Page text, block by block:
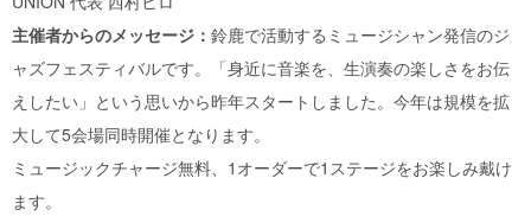
主催者からのメッセージ： 鈴鹿で活動するミュージシャン発信のジ
ャズフェスティバルです。「身近に音楽を、生演奏の楽しさをお伝
えしたい」という思いから昨年スタートしました。今年は規模を拡
大して5会場同時開催となります。
ミュージックチャージ無料、1オーダーで1ステージをお楽しみ戴け
ます。